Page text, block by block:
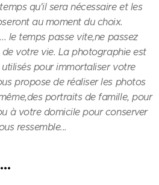
qu'il sera nécessaire et les
au moment du choix.
le temps passe vite,ne passez
votre vie. La photographie est
pour immortaliser votre
propose de réaliser les photos
portraits de famille, pour
à votre domicile pour conserver
ressemble...